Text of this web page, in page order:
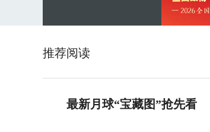
推荐阅读
最新月球“宝藏图”抢先看